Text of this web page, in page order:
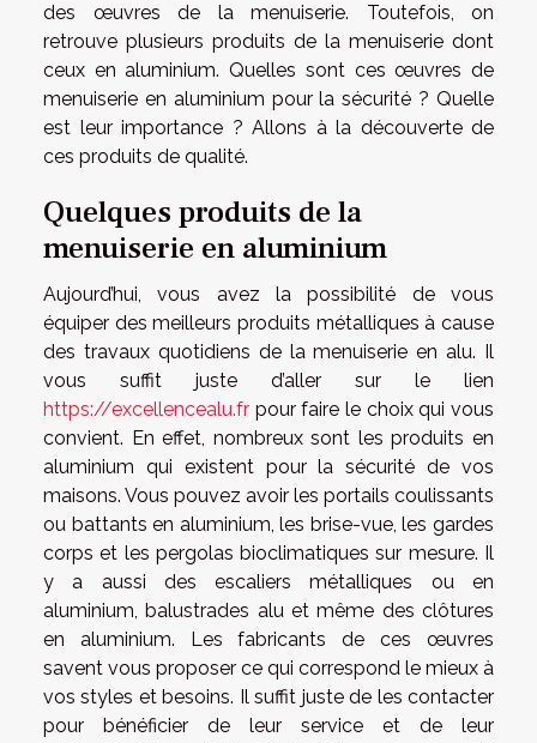
des œuvres de la menuiserie. Toutefois, on
retrouve plusieurs produits de la menuiserie dont
ceux en aluminium. Quelles sont ces œuvres de
menuiserie en aluminium pour la sécurité ? Quelle
est leur importance ? Allons à la découverte de
ces produits de qualité.
Quelques produits de la
menuiserie en aluminium
Aujourd’hui, vous avez la possibilité de vous
équiper des meilleurs produits métalliques à cause
des travaux quotidiens de la menuiserie en alu. Il
vous suffit juste d’aller sur le lien
https://excellencealu.fr pour faire le choix qui vous
convient. En effet, nombreux sont les produits en
aluminium qui existent pour la sécurité de vos
maisons. Vous pouvez avoir les portails coulissants
ou battants en aluminium, les brise-vue, les gardes
corps et les pergolas bioclimatiques sur mesure. Il
y a aussi des escaliers métalliques ou en
aluminium, balustrades alu et même des clôtures
en aluminium. Les fabricants de ces œuvres
savent vous proposer ce qui correspond le mieux à
vos styles et besoins. Il suffit juste de les contacter
pour bénéficier de leur service et de leur